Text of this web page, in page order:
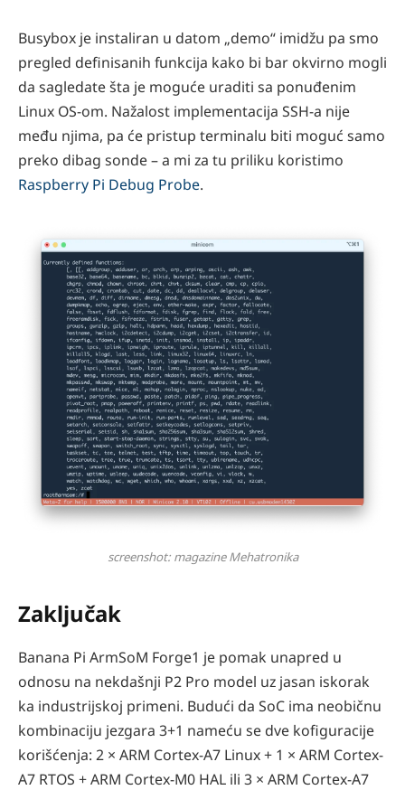
Busybox je instaliran u datom „demo“ imidžu pa smo
pregled definisanih funkcija kako bi bar okvirno mogli
da sagledate šta je moguće uraditi sa ponuđenim
Linux OS-om. Nažalost implementacija SSH-a nije
među njima, pa će pristup terminalu biti moguć samo
preko dibag sonde – a mi za tu priliku koristimo
Raspberry Pi Debug Probe.
screenshot: magazine Mehatronika
Zaključak
Banana Pi ArmSoM Forge1 je pomak unapred u
odnosu na nekdašnji P2 Pro model uz jasan iskorak
ka industrijskoj primeni. Budući da SoC ima neobičnu
kombinaciju jezgara 3+1 nameću se dve kofiguracije
korišćenja: 2 × ARM Cortex-A7 Linux + 1 × ARM Cortex-
A7 RTOS + ARM Cortex-M0 HAL ili 3 × ARM Cortex-A7